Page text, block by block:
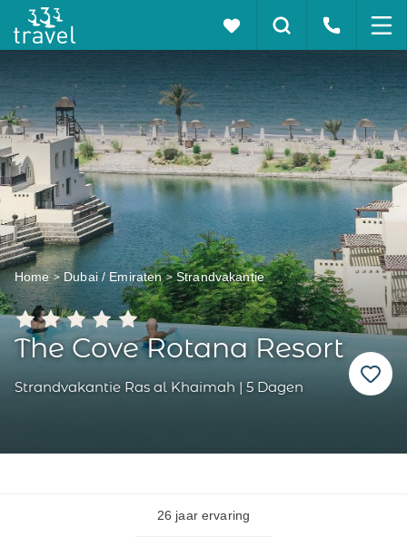
Home Dubai / Emiraten Strandvakantie
The Cove Rotana Resort
Strandvakantie Ras al Khaimah | 5 Dagen
26 jaar ervaring